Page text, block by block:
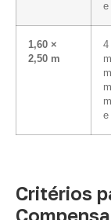
e
1,60 ×
2,50 m
4
e
Critérios